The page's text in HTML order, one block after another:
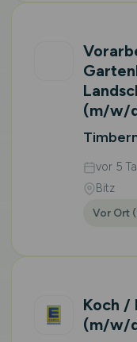
(m/w/
vor 5
Bitz
Vor Ort
Koch /
(m/w/